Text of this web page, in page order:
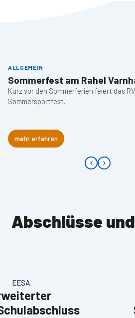
ALLGEMEIN
Sommerfest am Rahel
Kurz vor den Sommerferien feiert das
Sommersportfest.…
mehr erfahren
Abschlüsse
EESA